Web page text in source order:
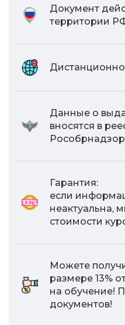
Документ
территории
Данные о
вносятся в
Гарантия:
если
неактуальна,
стоимости
Можете
размере 13%
на обучение!
документов!